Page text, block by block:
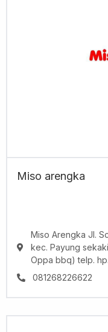
Miso arengka
Miso Arengka Jl.
kec. Payung
Oppa bbq) telp.
081268226622